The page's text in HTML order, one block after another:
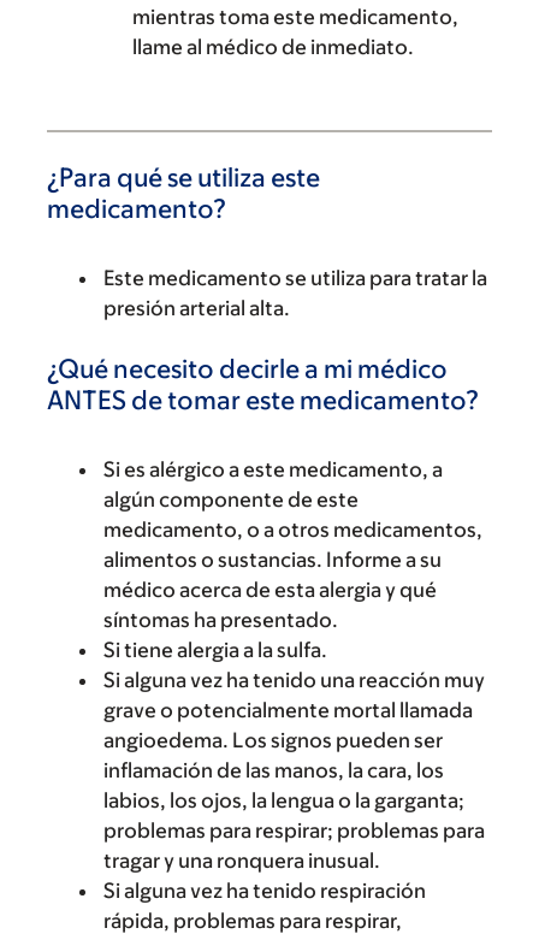
mientras toma este medicamento,
llame al médico de inmediato.
¿Para qué se utiliza este
medicamento?
Este medicamento se utiliza para tratar la
presión arterial alta.
¿Qué necesito decirle a mi médico
ANTES de tomar este medicamento?
Si es alérgico a este medicamento, a
algún componente de este
medicamento, o a otros medicamentos,
alimentos o sustancias. Informe a su
médico acerca de esta alergia y qué
síntomas ha presentado.
Si tiene alergia a la sulfa.
Si alguna vez ha tenido una reacción muy
grave o potencialmente mortal llamada
angioedema. Los signos pueden ser
inflamación de las manos, la cara, los
labios, los ojos, la lengua o la garganta;
problemas para respirar; problemas para
tragar y una ronquera inusual.
Si alguna vez ha tenido respiración
rápida, problemas para respirar,